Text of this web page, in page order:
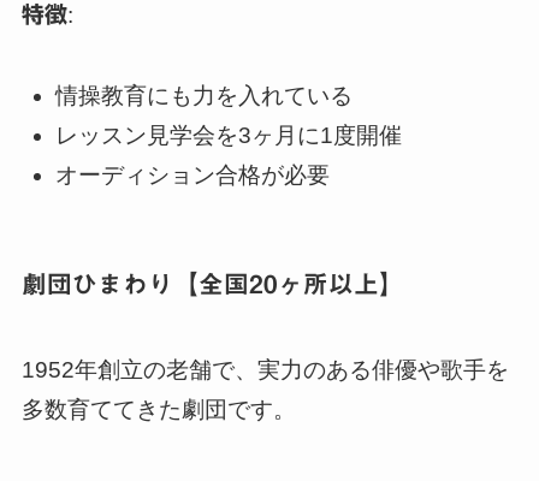
特徴:
情操教育にも力を入れている
レッスン見学会を3ヶ月に1度開催
オーディション合格が必要
劇団ひまわり【全国20ヶ所以上】
1952年創立の老舗で、実力のある俳優や歌手を
多数育ててきた劇団です。